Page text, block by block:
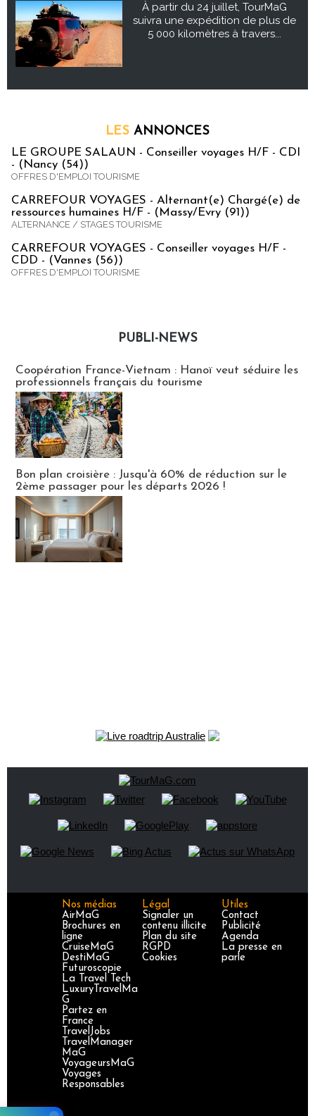
À partir du 24 juillet, TourMaG
suivra une expédition de plus de
5 000 kilomètres à travers...
LES ANNONCES
LE GROUPE SALAUN - Conseiller voyages H/F - CDI
- (Nancy (54))
OFFRES D'EMPLOI TOURISME
CARREFOUR VOYAGES - Alternant(e) Chargé(e) de
ressources humaines H/F - (Massy/Evry (91))
ALTERNANCE / STAGES TOURISME
CARREFOUR VOYAGES - Conseiller voyages H/F -
CDD - (Vannes (56))
OFFRES D'EMPLOI TOURISME
PUBLI-NEWS
Coopération France-Vietnam : Hanoï veut séduire les
professionnels français du tourisme
Bon plan croisière : Jusqu'à 60% de réduction sur le
2ème passager pour les départs 2026 !
Nos médias
AirMaG
Brochures en
ligne
CruiseMaG
DestiMaG
Futuroscopie
La Travel Tech
LuxuryTravelMa
G
Partez en
France
TravelJobs
TravelManager
MaG
VoyageursMaG
Voyages
Responsables
Légal
Signaler un
contenu illicite
Plan du site
RGPD
Cookies
Utiles
Contact
Publicité
Agenda
La presse en
parle